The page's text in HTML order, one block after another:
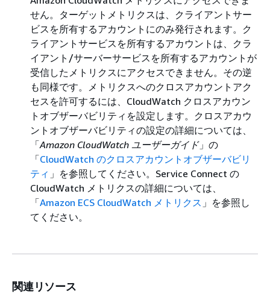
せん。ターゲットメトリクスは、クライアントサー
ビスを所有するアカウントにのみ発行されます。ク
ライアントサービスを所有するアカウントは、クラ
イアント/サーバーサービスを所有するアカウントが
受信したメトリクスにアクセスできません。その逆
も同様です。メトリクスへのクロスアカウントアク
セスを許可するには、CloudWatch クロスアカウン
トオブザーバビリティを設定します。クロスアカウ
ントオブザーバビリティの設定の詳細については、
「Amazon CloudWatch ユーザーガイド」の
「CloudWatch のクロスアカウントオブザーバビリ
ティ 」を参照してください。Service Connect の
CloudWatch メトリクスの詳細については、
「Amazon ECS CloudWatch メトリクス 」を参照し
てください。
関連リソース